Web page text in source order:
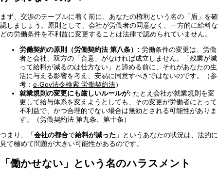
まず、交渉のテーブルに着く前に、あなたの権利という名の「盾」を確
認しましょう。原則として、会社が労働者の同意なく、一方的に給料な
どの労働条件を不利益に変更することは法律で認められていません。
労働契約の原則（労働契約法 第八条）: 労働条件の変更は、労働
者と会社、双方の「合意」がなければ成立しません。「残業が減
って給料が減るのは仕方ない」と諦める前に、それがあなたの生
活に与える影響を考え、安易に同意すべきではないのです。（参
考： e-Gov法令検索 労働契約法）
就業規則の変更にも厳しいルールが: たとえ会社が就業規則を変
更して給与体系を変えようとしても、その変更が労働者にとって
不利益で、かつ合理的でない場合は無効とされる可能性がありま
す。（労働契約法 第九条、第十条）
つまり、「会社の都合で給料が減った 」というあなたの状況は、法的に
見て極めて問題が大きい可能性があるのです。
「働かせない」という名のハラスメント